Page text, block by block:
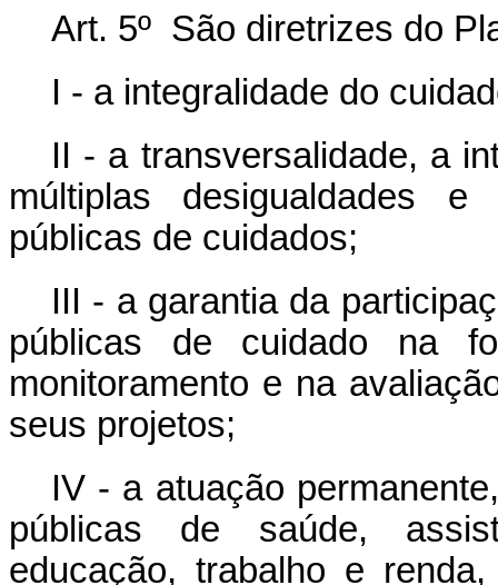
Art. 5º São diretrizes do
I - a integralidade do
II - a transversalidade, a
múltiplas desigualdades
públicas de cuidados;
III - a garantia da
públicas de cuidado na
monitoramento e na
seus projetos;
IV - a atuação
públicas de saúde,
educação, trabalho e